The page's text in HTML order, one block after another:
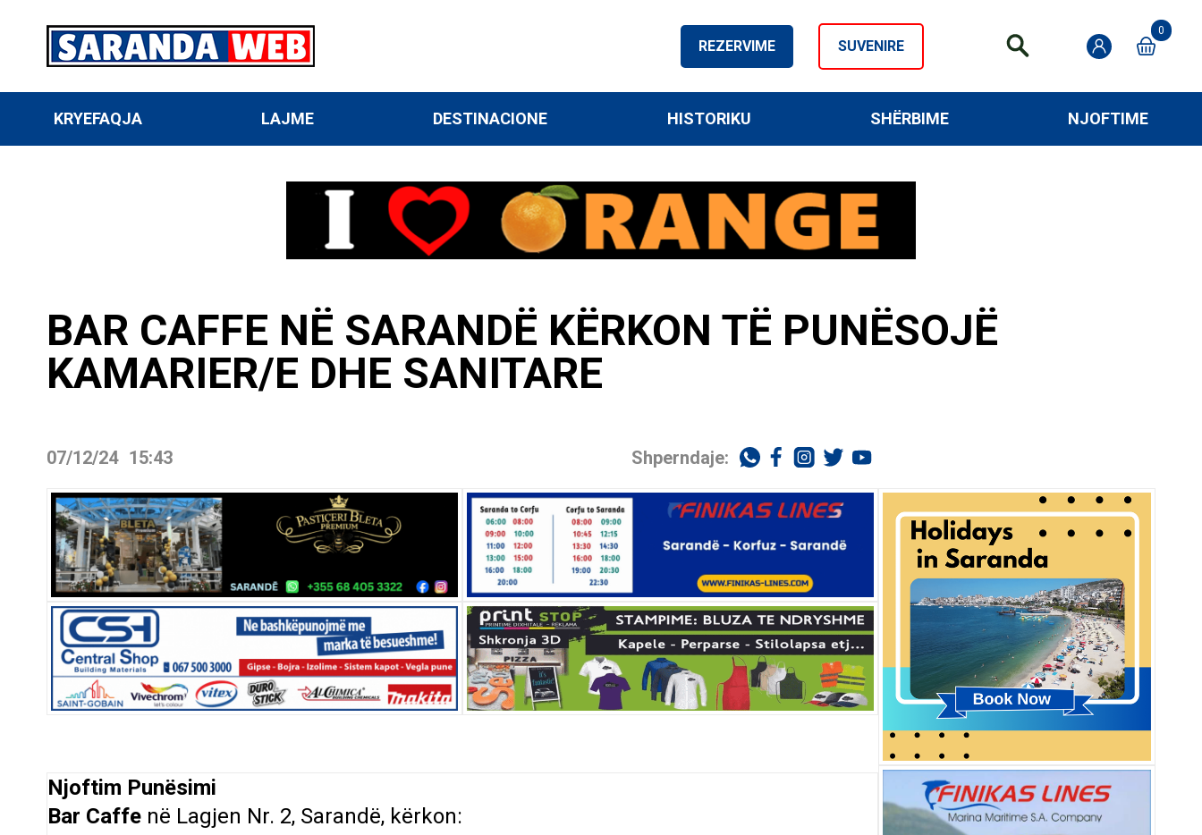
REZERVIME SUVENIRE
0
KRYEFAQJA LAJME DESTINACIONE HISTORIKU SHËRBIME NJOFTIME
BAR CAFFE NË SARANDË KËRKON TË PUNËSOJË
KAMARIER/E DHE SANITARE
07/12/24 15:43 Shperndaje:
Njoftim Punësimi
Bar Caffe në Lagjen Nr. 2, Sarandë, kërkon: